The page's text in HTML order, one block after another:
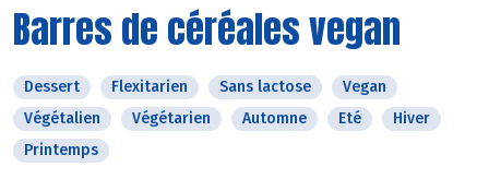
Barres de céréales vegan
Dessert Flexitarien Sans lactose
Vegan
Végétalien
Végétarien Automne Eté
Hiver
Printemps